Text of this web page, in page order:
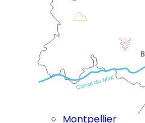
Montpellier